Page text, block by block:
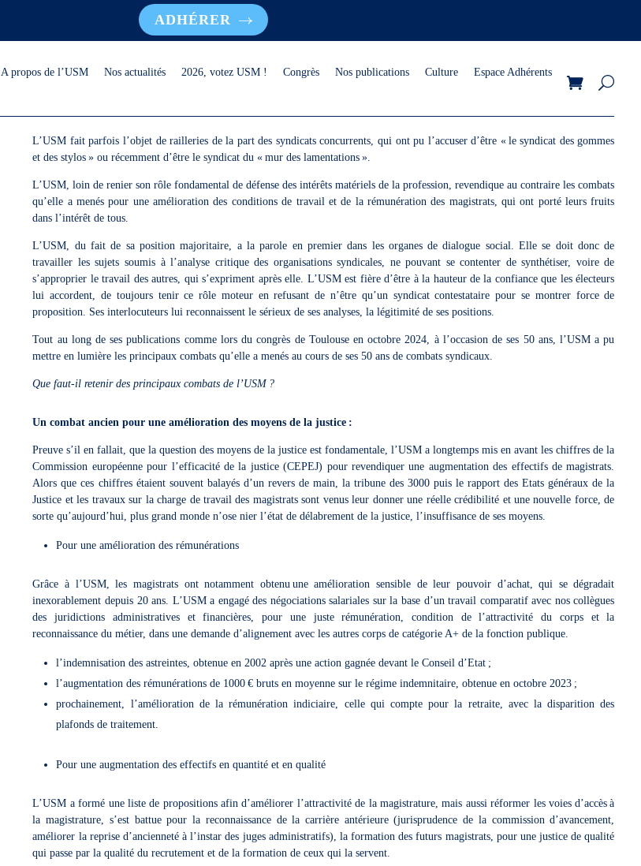
ADHÉRER
A propos de l’USM Nos actualités 2026, votez USM ! Congrès Nos publications Culture Espace Adhérents
L’USM fait parfois l’objet de railleries de la part des syndicats concurrents, qui ont pu l’accuser d’être « le syndicat des gommes
et des stylos » ou récemment d’être le syndicat du « mur des lamentations ».
L’USM, loin de renier son rôle fondamental de défense des intérêts matériels de la profession, revendique au contraire les combats
qu’elle a menés pour une amélioration des conditions de travail et de la rémunération des magistrats, qui ont porté leurs fruits
dans l’intérêt de tous.
L’USM, du fait de sa position majoritaire, a la parole en premier dans les organes de dialogue social. Elle se doit donc de
travailler les sujets soumis à l’analyse critique des organisations syndicales, ne pouvant se contenter de synthétiser, voire de
s’approprier le travail des autres, qui s’expriment après elle. L’USM est fière d’être à la hauteur de la confiance que les électeurs
lui accordent, de toujours tenir ce rôle moteur en refusant de n’être qu’un syndicat contestataire pour se montrer force de
proposition. Ses interlocuteurs lui reconnaissent le sérieux de ses analyses, la légitimité de ses positions.
Tout au long de ses publications comme lors du congrès de Toulouse en octobre 2024, à l’occasion de ses 50 ans, l’USM a pu
mettre en lumière les principaux combats qu’elle a menés au cours de ses 50 ans de combats syndicaux.
Que faut-il retenir des principaux combats de l’USM?
Un combat ancien pour une amélioration des moyens de la justice :
Preuve s’il en fallait, que la question des moyens de la justice est fondamentale, l’USM a longtemps mis en avant les chiffres de la
Commission européenne pour l’efficacité de la justice (CEPEJ) pour revendiquer une augmentation des effectifs de magistrats.
Alors que ces chiffres étaient souvent balayés d’un revers de main, la tribune des 3000 puis le rapport des Etats généraux de la
Justice et les travaux sur la charge de travail des magistrats sont venus leur donner une réelle crédibilité et une nouvelle force, de
sorte qu’aujourd’hui, plus grand monde n’ose nier l’état de délabrement de la justice, l’insuffisance de ses moyens.
Pour une amélioration des rémunérations
Grâce à l’USM, les magistrats ont notamment obtenu une amélioration sensible de leur pouvoir d’achat, qui se dégradait
inexorablement depuis 20 ans. L’USM a engagé des négociations salariales sur la base d’un travail comparatif avec nos collègues
des juridictions administratives et financières, pour une juste rémunération, condition de l’attractivité du corps et la
reconnaissance du métier, dans une demande d’alignement avec les autres corps de catégorie A+ de la fonction publique.
l’indemnisation des astreintes, obtenue en 2002 après une action gagnée devant le Conseil d’Etat ;
l’augmentation des rémunérations de 1000 € bruts en moyenne sur le régime indemnitaire, obtenue en octobre 2023 ;
prochainement, l’amélioration de la rémunération indiciaire, celle qui compte pour la retraite, avec la disparition des
plafonds de traitement.
Pour une augmentation des effectifs en quantité et en qualité
L’USM a formé une liste de propositions afin d’améliorer l’attractivité de la magistrature, mais aussi réformer les voies d’accès à
la magistrature, s’est battue pour la reconnaissance de la carrière antérieure (jurisprudence de la commission d’avancement,
améliorer la reprise d’ancienneté à l’instar des juges administratifs), la formation des futurs magistrats, pour une justice de qualité
qui passe par la qualité du recrutement et de la formation de ceux qui la servent.